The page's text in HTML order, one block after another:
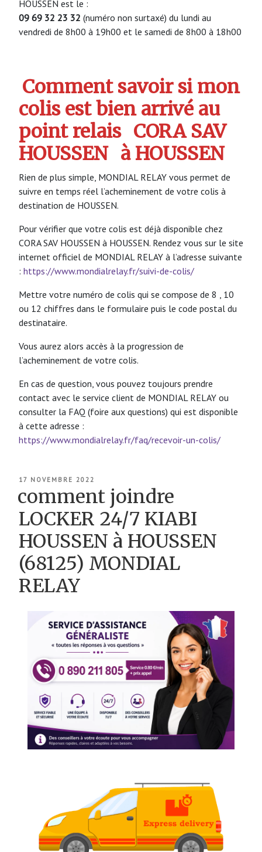
HOUSSEN est le :
09 69 32 23 32 (numéro non surtaxé) du lundi au
vendredi de 8h00 à 19h00 et le samedi de 8h00 à 18h00
Comment savoir si mon
colis est bien arrivé au
point relais CORA SAV
HOUSSEN à HOUSSEN
Rien de plus simple, MONDIAL RELAY vous permet de
suivre en temps réel l’acheminement de votre colis à
destination de HOUSSEN.
Pour vérifier que votre colis est déjà disponible chez
CORA SAV HOUSSEN à HOUSSEN. Rendez vous sur le site
internet officiel de MONDIAL RELAY à l’adresse suivante
: https://www.mondialrelay.fr/suivi-de-colis/
Mettre votre numéro de colis qui se compose de 8 , 10
ou 12 chiffres dans le formulaire puis le code postal du
destinataire.
Vous aurez alors accès à la progression de
l’acheminement de votre colis.
En cas de question, vous pouvez toujours prendre
contact avec le service client de MONDIAL RELAY ou
consulter la FAQ (foire aux questions) qui est disponible
à cette adresse :
https://www.mondialrelay.fr/faq/recevoir-un-colis/
PUBLIÉ
17 NOVEMBRE 2022
comment joindre
LOCKER 24/7 KIABI
HOUSSEN à HOUSSEN
(68125) MONDIAL
RELAY